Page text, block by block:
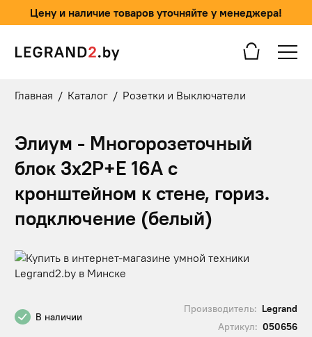
Цену и наличие товаров уточняйте у менеджера!
Главная / Каталог / Розетки и Выключатели
Элиум - Многорозеточный
блок 3x2P+E 16А с
кронштейном к стене, гориз.
подключение (белый)
В наличии
Производитель: Legrand
Артикул: 050656